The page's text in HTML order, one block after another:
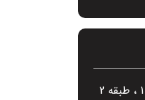
تهران ، بازار آهن شادآباد ، بلوک 1 ، طبقه 2